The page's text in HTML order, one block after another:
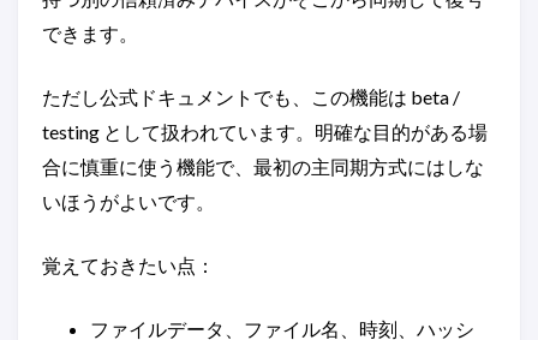
できます。
ただし公式ドキュメントでも、この機能は beta /
testing として扱われています。明確な目的がある場
合に慎重に使う機能で、最初の主同期方式にはしな
いほうがよいです。
覚えておきたい点：
ファイルデータ、ファイル名、時刻、ハッシ